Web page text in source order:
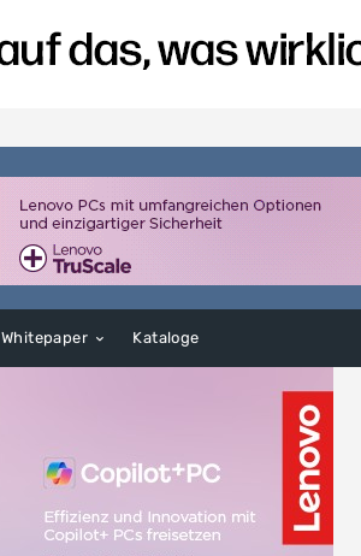
Whitepaper Kataloge